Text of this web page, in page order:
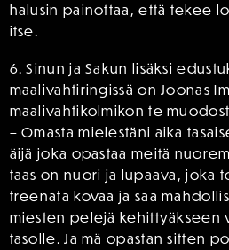
halusin painottaa, että tekee
itse.
6. Sinun ja Sakun lisäksi
maalivahtiringissä on Joonas
maalivahtikolmikon te
– Omasta mielestäni aika
äijä joka opastaa meitä
taas on nuori ja lupaava, joka
treenata kovaa ja saa
miesten pelejä kehittyäkseen
tasolle. Ja mä opastan sitten